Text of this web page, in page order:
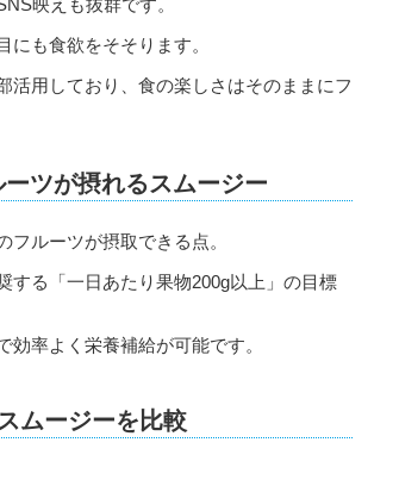
映えも抜群です。
も食欲をそそります。
活用しており、食の楽しさはそのままにフ
ツが摂れるスムージー
ルーツが摂取できる点。
する「一日あたり果物200g以上」の目標
率よく栄養補給が可能です。
ムージーを比較